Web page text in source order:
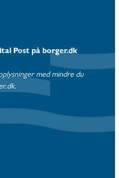
Post på borger.dk
med mindre du